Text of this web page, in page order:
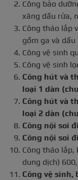
Công bảo
xăng dầu rửa,
Công tháo lắp
gồm ga và
Công vệ sinh
Công vệ sinh
Công hút và
loại 1 dàn
Công hút và
loại 2 dàn
Công nội soi
Công nội soi
Công tháo lắp,
dung dịch)
Công vệ sinh,